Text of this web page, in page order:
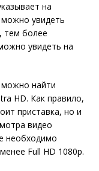
на
можно увидеть
тем более
увидеть на
можно найти
HD. Как правило,
приставка, но и
видео
необходимо
Full HD 1080p.